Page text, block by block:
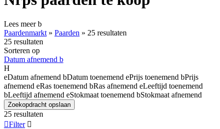
Lees meerb
Paardenmarkt » Paarden » 25 resultaten
25 resultaten
Sorteren op
Datum afnemend b
H
eDatum afnemend bDatum toenemend ePrijs toenemend bPrijs
afnemend eRas toenemend bRas afnemend eLeeftijd toenemend
bLeeftijd afnemend eStokmaat toenemend bStokmaat afnemend
Zoekopdracht opslaan
25 resultaten
Filter 